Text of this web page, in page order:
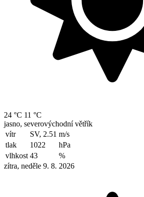
24 °C 11 °C
jasno, severovýchodní větřík
vítr
SV, 2.51 m/s
tlak
1022
hPa
vlhkost 43
%
zítra, neděle 9. 8. 2026